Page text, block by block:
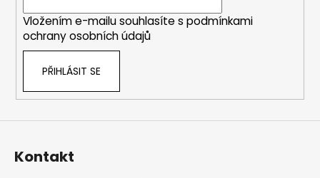
e
n
a
í
Vložením e-mailu souhlasíte s podmínkami
ochrany osobních údajů
PŘIHLÁSIT SE
Kontakt